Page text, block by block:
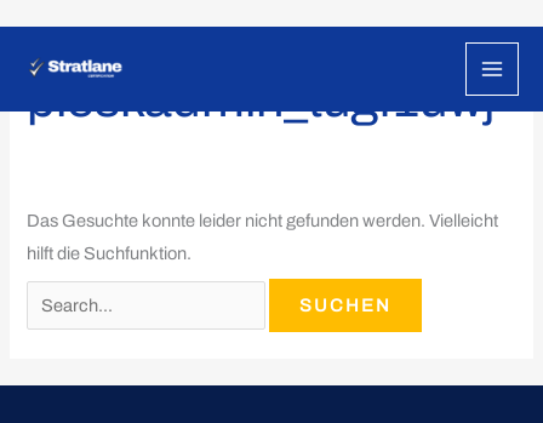
Inhaltpleskadmin_tugf1uwj
Das Gesuchte konnte leider nicht gefunden werden. Vielleicht
hilft die Suchfunktion.
nach: